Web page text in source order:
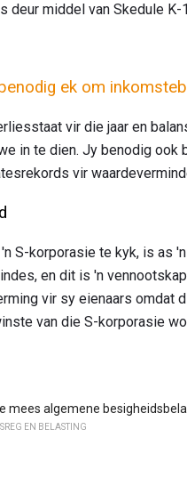
deur middel van Skedule
ek om
vir die jaar en
in te dien. Jy benodig
vir
S-korporasie te kyk, is as
en dit is 'n
vir sy eienaars omdat
van die S-korporasie
mees algemene
EN BELASTING